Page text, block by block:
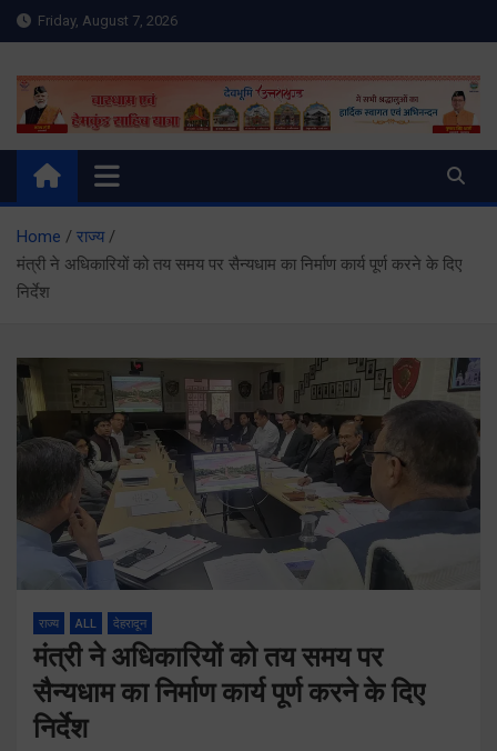
Skip
to
Friday, August 7, 2026
Meru Raibar | Uttarakhand
News | Uttarkashi News
meruraibar.com
Home
राज्य
मंत्री ने अधिकारियों को तय समय पर सैन्यधाम का निर्माण कार्य पूर्ण करने के दिए
निर्देश
राज्य ALL देहरादून
मंत्री ने अधिकारियों को तय समय पर
सैन्यधाम का निर्माण कार्य पूर्ण करने के दिए
निर्देश